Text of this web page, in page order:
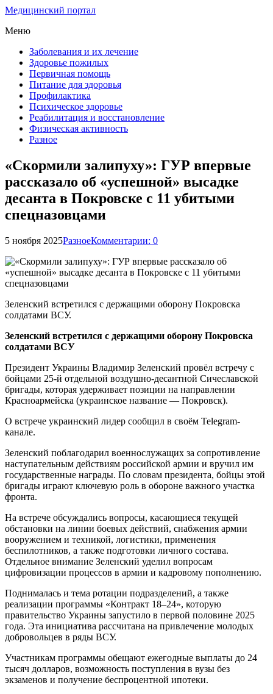
Медицинский портал
Меню
Заболевания и их лечение
Здоровье пожилых
Первичная помощь
Питание для здоровья
Профилактика
Психическое здоровье
Реабилитация и восстановление
Физическая активность
Разное
«Скормили залипуху»: ГУР впервые
рассказало об «успешной» высадке
десанта в Покровске с 11 убитыми
спецназовцами
5 ноября 2025РазноеКомментарии: 0
Зеленский встретился с держащими оборону Покровска
солдатами ВСУ.
Зеленский встретился с держащими оборону Покровска
солдатами ВСУ
Президент Украины Владимир Зеленский провёл встречу с
бойцами 25-й отдельной воздушно-десантной Сичеславской
бригады, которая удерживает позиции на направлении
Красноармейска (украинское название — Покровск).
О встрече украинский лидер сообщил в своём Telegram-
канале.
Зеленский поблагодарил военнослужащих за сопротивление
наступательным действиям российской армии и вручил им
государственные награды. По словам президента, бойцы этой
бригады играют ключевую роль в обороне важного участка
фронта.
На встрече обсуждались вопросы, касающиеся текущей
обстановки на линии боевых действий, снабжения армии
вооружением и техникой, логистики, применения
беспилотников, а также подготовки личного состава.
Отдельное внимание Зеленский уделил вопросам
цифровизации процессов в армии и кадровому пополнению.
Поднималась и тема ротации подразделений, а также
реализации программы «Контракт 18–24», которую
правительство Украины запустило в первой половине 2025
года. Эта инициатива рассчитана на привлечение молодых
добровольцев в ряды ВСУ.
Участникам программы обещают ежегодные выплаты до 24
тысяч долларов, возможность поступления в вузы без
экзаменов и получение беспроцентной ипотеки.